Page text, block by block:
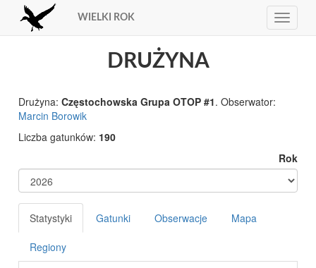
Toggle
WIELKI ROK
DRUŻYNA
Drużyna:Częstochowska Grupa OTOP #1. Obserwator:
Marcin Borowik
Liczba gatunków: 190
Rok
Statystyki Gatunki Obserwacje Mapa
Regiony